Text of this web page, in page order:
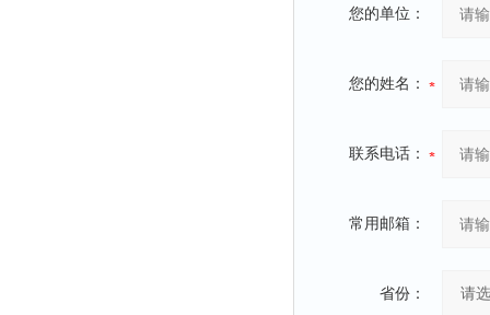
您的单位：
您的姓名：
联系电话：
常用邮箱：
省份：